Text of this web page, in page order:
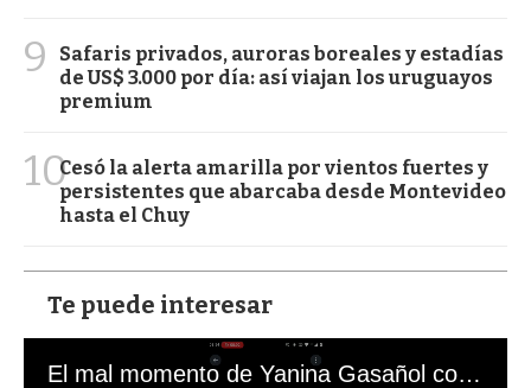
9
Safaris privados, auroras boreales y estadías
de US$ 3.000 por día: así viajan los uruguayos
premium
10Cesó la alerta amarilla por vientos fuertes y
persistentes que abarcaba desde Montevideo
hasta el Chuy
Te puede interesar
El mal momento de Yanina Gasañol con un hincha argentino en "Subrayado"